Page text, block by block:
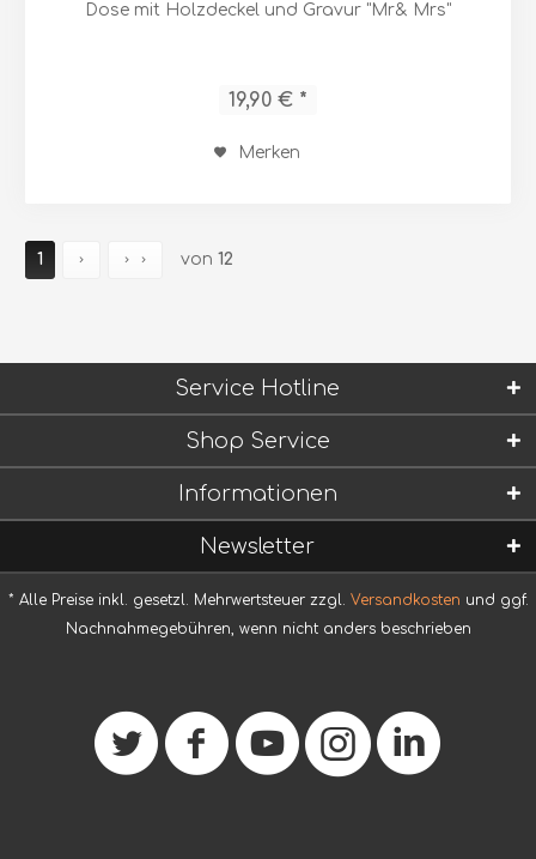
Dose mit Holzdeckel und Gravur "Mr& Mrs"
19,90 € *
Merken
1 von 12
Service Hotline
Shop Service
Informationen
Newsletter
* Alle Preise inkl. gesetzl. Mehrwertsteuer zzgl. Versandkosten und ggf.
Nachnahmegebühren, wenn nicht anders beschrieben